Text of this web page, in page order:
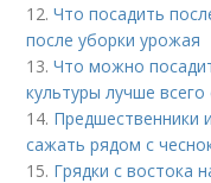
12.Что посадить
после уборки урожая
13.Что можно
культуры лучше
14. Предшественники
сажать рядом с
15. Грядки с востока